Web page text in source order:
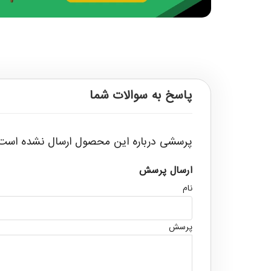
پاسخ به سوالات شما
پرسشی درباره این محصول ارسال نشده
ارسال پرسش
نام
پرسش